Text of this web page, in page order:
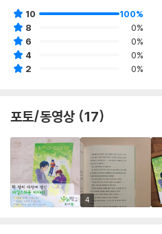
10
100%
8
0%
6
0%
4
0%
2
0%
포토/동영상 (17)
4